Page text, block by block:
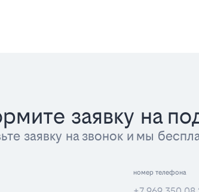
заявку на
заявку на звонок и мы
номер телефона